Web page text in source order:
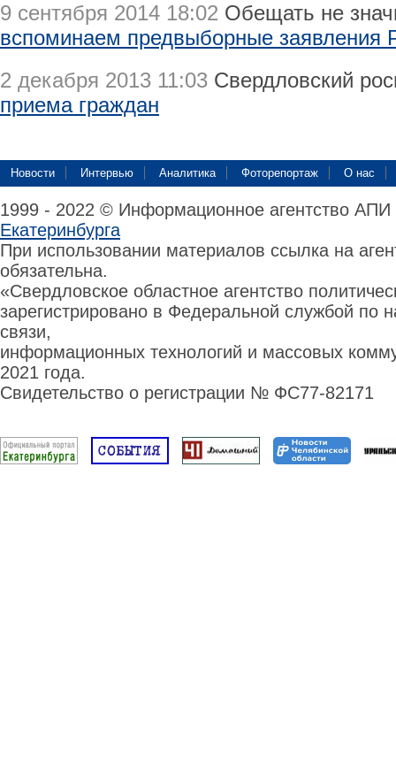
9 сентября 2014 18:02 Обещать не
вспоминаем предвыборные заявления
2 декабря 2013 11:03 Свердловский
приема граждан
Новости Интервью Аналитика Фоторепортаж О нас
1999 - 2022 © Информационное агентство
Екатеринбурга
При использовании материалов ссылка на
обязательна.
«Свердловское областное агентство
зарегистрировано в Федеральной службой по
связи,
информационных технологий и массовых
2021 года.
Свидетельство о регистрации № ФС77-82171